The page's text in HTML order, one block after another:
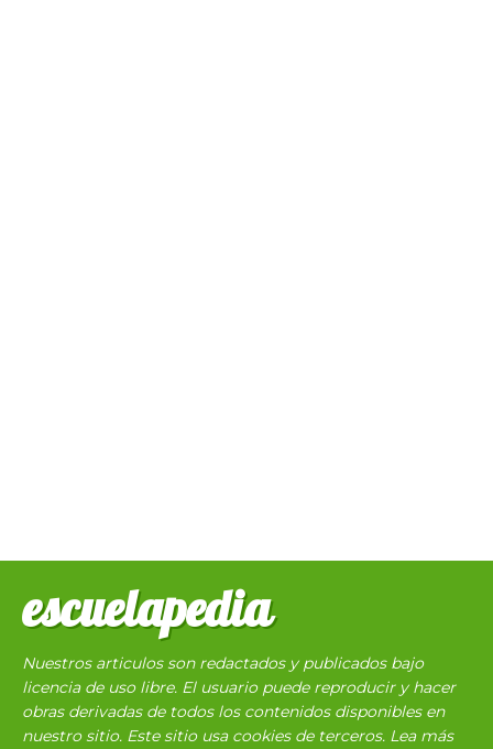
escuelapedia
Nuestros articulos son redactados y publicados bajo
licencia de uso libre. El usuario puede reproducir y hacer
obras derivadas de todos los contenidos disponibles en
nuestro sitio. Este sitio usa cookies de terceros. Lea más